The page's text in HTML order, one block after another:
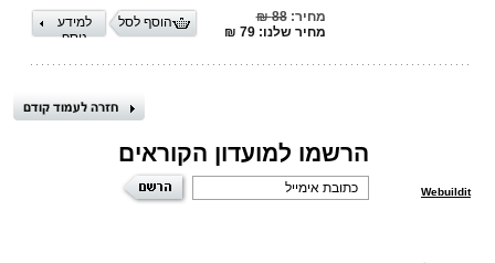
מחיר:88 ₪
מחיר שלנו: 79 ₪
למידע
נוסף
הוסף לסל
הרשמו למועדון הקוראים
Webuildit